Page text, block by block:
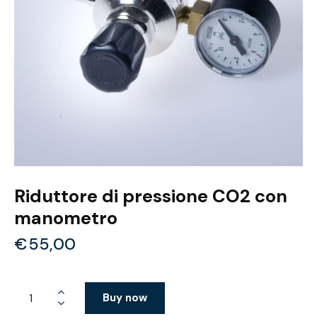
Riduttore di pressione CO2 con
manometro
€55,00
Buy now